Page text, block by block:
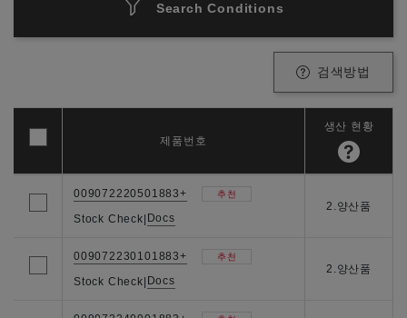
Search Conditions
검색방법
009072220501883+ 추천
Stock Check| Docs
2.양산품
009072230101883+ 추천
Stock Check| Docs
2.양산품
제품번호
생산 현황